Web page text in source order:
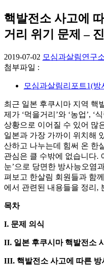
핵발전소 사고에
거리 위기 문제 –
2019-07-02 모심과살림연구
첨부파일 :
모심과살림리포트1(
최근 일본 후쿠시마 지역 핵
제가 ‘먹을거리’와 ‘농업’, ‘
상황으로 이어질 수 있어 많
일본과 가장 가까이 위치해
산하고 나누는데 힘써 온 한
관심은 클 수밖에 없습니다.
눈’으로 당면한 방사능오염
펴보고 한살림 회원들과 함
에서 관련된 내용들을 정리,
목차
I. 문제 의식
II. 일본 후쿠시마 핵발전소
III. 핵발전소 사고에 따른 방